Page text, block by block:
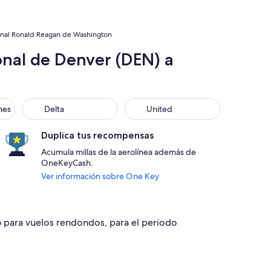
Ronald Reagan de Washington
de Denver (DEN) a
Delta
Delta United
United
Duplica tus recompensas
Acumula millas de la aerolínea además de
OneKeyCash.
Ver información sobre One Key
para vuelos rendondos, para el periodo